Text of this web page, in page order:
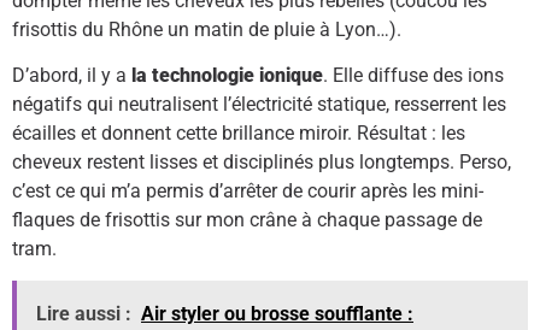
frisottis du Rhône un matin de pluie à Lyon…).
D’abord, il y a la technologie ionique. Elle diffuse des ions
négatifs qui neutralisent l’électricité statique, resserrent les
écailles et donnent cette brillance miroir. Résultat : les
cheveux restent lisses et disciplinés plus longtemps. Perso,
c’est ce qui m’a permis d’arrêter de courir après les mini-
flaques de frisottis sur mon crâne à chaque passage de
tram.
Lire aussi : Air styler ou brosse soufflante :